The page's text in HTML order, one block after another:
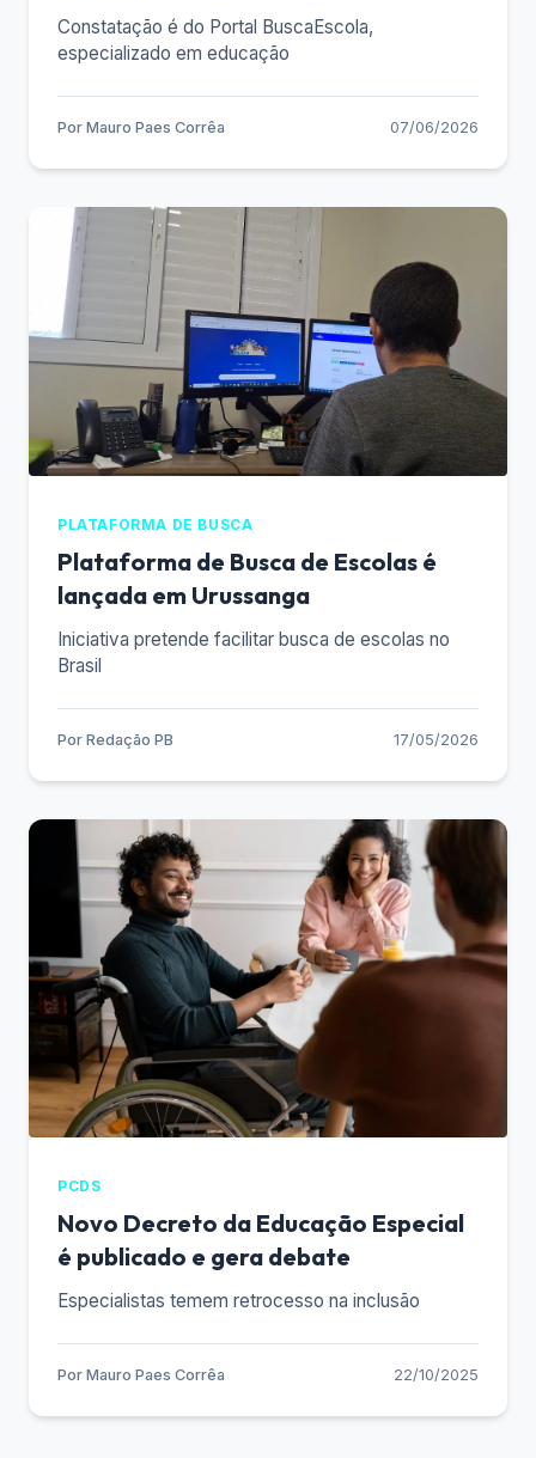
Constatação é do Portal BuscaEscola,
especializado em educação
Por Mauro Paes Corrêa 07/06/2026
PLATAFORMA DE BUSCA
Plataforma de Busca de Escolas é
lançada em Urussanga
Iniciativa pretende facilitar busca de escolas no
Brasil
Por Redação PB 17/05/2026
PCDS
Novo Decreto da Educação Especial
é publicado e gera debate
Especialistas temem retrocesso na inclusão
Por Mauro Paes Corrêa 22/10/2025